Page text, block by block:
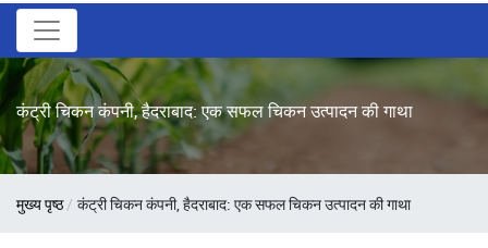
कंट्री चिकन कंपनी, हैदराबाद: एक सफल चिकन उत्पादन की गाथा
पग
मुख्य पृष्ठ कंट्री चिकन कंपनी, हैदराबाद: एक सफल चिकन उत्पादन की गाथा